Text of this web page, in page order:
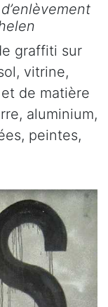
graffiti sur
vitrine,
de matière
aluminium,
peintes,